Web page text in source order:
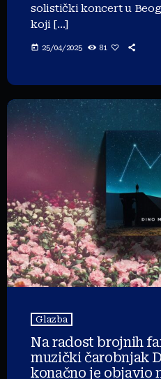
solistički koncert u
koji […]
today 25/04/2025 81
Glazba
Na radost brojnih
muzički čarobnjak
konačno je objavio